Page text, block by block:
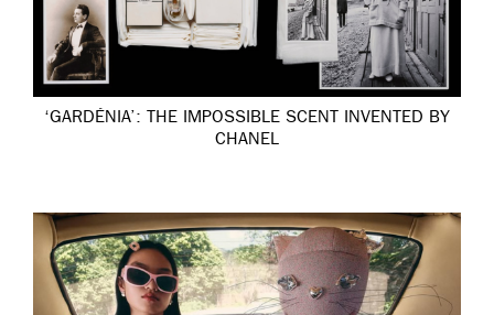
‘GARDÉNIA’: THE IMPOSSIBLE SCENT INVENTED BY
CHANEL